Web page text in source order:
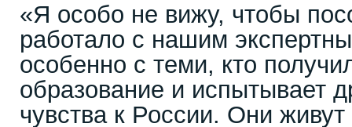
«Я особо не вижу, чтобы
работало с нашим
особенно с теми, кто
образование и испытывает
чувства к России. Они